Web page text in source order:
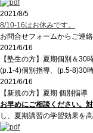
2021/8/5
8/10-16はお休みです。
お問合せフォームからご連
2021/6/16
【塾生の方】夏期個別＆30
(p.1-4)個別指導、(p.5-8)30
2021/6/16
【新規の方】夏期 個別指導
お早めにご相談ください。
し、夏期講習の学習効果を高